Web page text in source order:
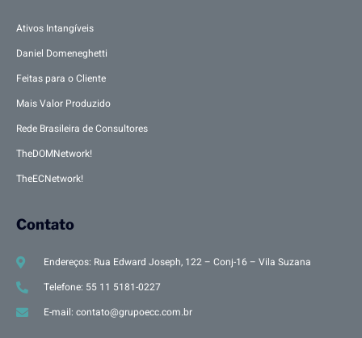
Ativos Intangíveis
Daniel Domeneghetti
Feitas para o Cliente
Mais Valor Produzido
Rede Brasileira de Consultores
TheDOMNetwork!
TheECNetwork!
Contato
Endereços: Rua Edward Joseph, 122 – Conj-16 – Vila Suzana
Telefone: 55 11 5181-0227
E-mail: contato@grupoecc.com.br